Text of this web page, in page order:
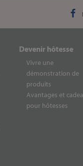
Devenir hôtesse
Vivre une
démonstration de
produits
Avantages et
pour hôtesses